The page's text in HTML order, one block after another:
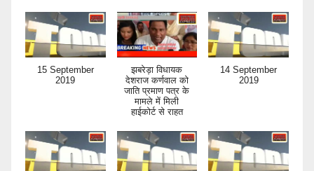
रुड़की के ढंडेरा में
मुख्य मार्ग पर
जलभराव की समस्या
प्रत्येक दिन हजारों
झबरेड़ा विधायक
देशराज कर्णवाल ने
रुड़की के कुष्ट
आश्रम मनाया
प्रधानमंत्री का
जन्मदिवस
पूर्व मुख्यमंत्री हरीश
रावत ने रुड़की
पहुंचकर स्वतंत्रता
सेनानियों का किया